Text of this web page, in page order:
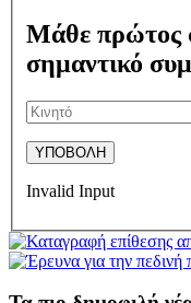
Μάθε πρώτος
σημαντικό
Invalid Input